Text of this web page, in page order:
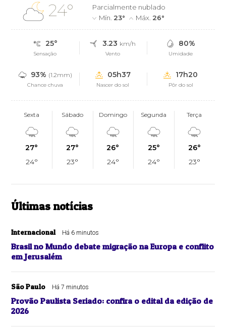
24°
Parcialmente nublado
Mín. 23° Máx. 26°
25°
Sensação
3.23 km/h
Vento
80%
Umidade
93% (1.2mm)
Chance chuva
05h37
Nascer do sol
17h20
Pôr do sol
Sexta
27°
24°
Sábado
27°
23°
Domingo
26°
24°
Segunda
25°
24°
Terça
26°
23°
Últimas notícias
Internacional Há 6 minutos
Brasil no Mundo debate migração na Europa e conflito
em Jerusalém
São Paulo Há 7 minutos
Provão Paulista Seriado: confira o edital da edição de
2026